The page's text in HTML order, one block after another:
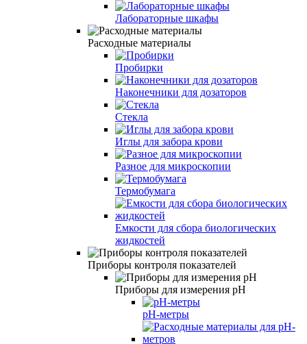
Лабораторные шкафы
Расходные материалы
Пробирки
Наконечники для дозаторов
Стекла
Иглы для забора крови
Разное для микроскопии
Термобумага
Емкости для сбора биологических
жидкостей
Приборы контроля показателей
Приборы для измерения pH
pH-метры